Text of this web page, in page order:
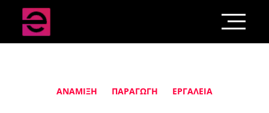
ΑΝΆΜΙΞΗ ΠΑΡΑΓΩΓΉ ΕΡΓΑΛΕΊΑ